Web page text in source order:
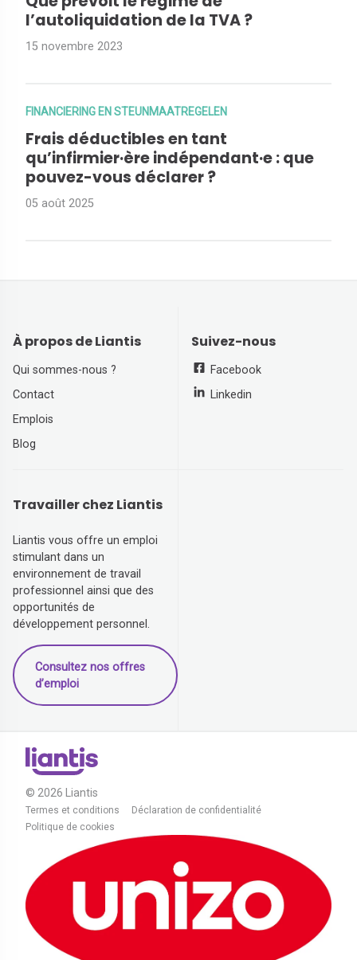
l’autoliquidation de la TVA ?
15 novembre 2023
FINANCIERING EN STEUNMAATREGELEN
Frais déductibles en tant
qu’infirmier·ère indépendant·e : que
pouvez-vous déclarer ?
05 août 2025
À propos de Liantis
Qui sommes-nous ?
Contact
Emplois
Blog
Suivez-nous
Facebook
Linkedin
Travailler chez Liantis
Liantis vous offre un emploi
stimulant dans un
environnement de travail
professionnel ainsi que des
opportunités de
développement personnel.
Consultez nos offres
d’emploi
© 2026 Liantis
Termes et conditions
Déclaration de confidentialité
Politique de cookies